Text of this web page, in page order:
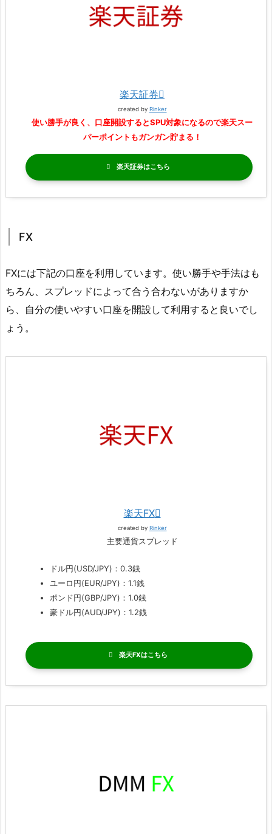
楽天証券
created by Rinker
使い勝手が良く、口座開設するとSPU対象になるので楽天スー
パーポイントもガンガン貯まる！
楽天証券
FX
FXには下記の口座を利用しています。使い勝手や手法はも
ちろん、スプレッドによって合う合わないがありますか
ら、自分の使いやすい口座を開設して利用すると良いでし
ょう。
楽天FX
created by Rinker
主要通貨スプレッド
ドル円(USD/JPY)：0.3銭
ユーロ円(EUR/JPY)：1.1銭
ポンド円(GBP/JPY)：1.0銭
豪ドル円(AUD/JPY)：1.2銭
楽天FX